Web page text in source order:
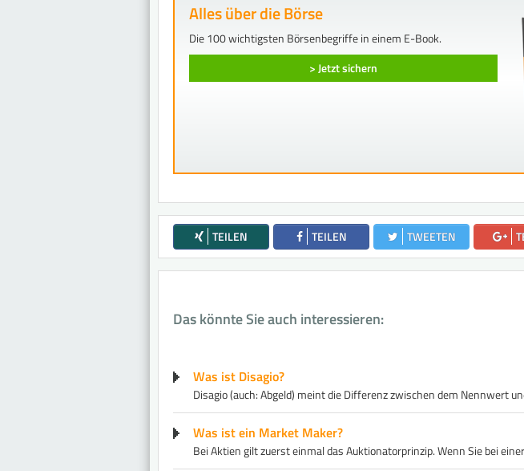
Alles über die Börse
Die 100 wichtigsten Börsenbegriffe in einem E-Book.
> Jetzt sichern
TEILEN TEILEN TWEETEN
Das könnte Sie auch interessieren:
Was ist Disagio?
Disagio (auch: Abgeld) meint die Differenz zwischen dem Nennwert
Was ist ein Market Maker?
Bei Aktien gilt zuerst einmal das Auktionatorprinzip. Wenn Sie bei